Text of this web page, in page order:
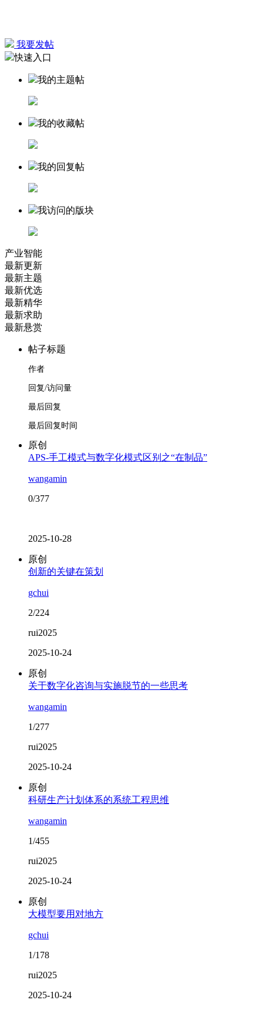
我要发帖
快速入口
我的主题帖
我的收藏帖
我的回复帖
我访问的版块
产业智能
最新更新
最新主题
最新优选
最新精华
最新求助
最新悬赏
帖子标题
作者
回复/访问量
最后回复
最后回复时间
原创
APS-手工模式与数字化模式区别之“在制品”
wangamin
0/377
2025-10-28
原创
创新的关键在策划
gchui
2/224
rui2025
2025-10-24
原创
关于数字化咨询与实施脱节的一些思考
wangamin
1/277
rui2025
2025-10-24
原创
科研生产计划体系的系统工程思维
wangamin
1/455
rui2025
2025-10-24
原创
大模型要用对地方
gchui
1/178
rui2025
2025-10-24